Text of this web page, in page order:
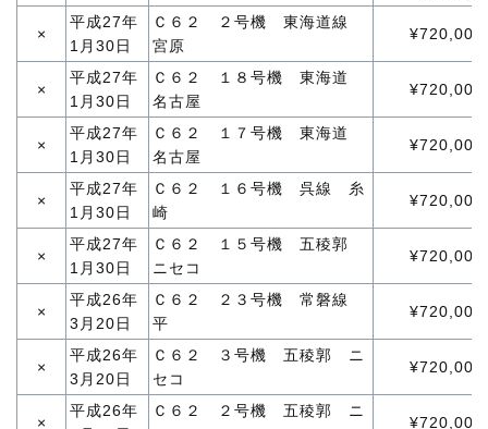
×
平成27年
1月30日
Ｃ６２ ２号機 東海道線
宮原
¥720,000
×
平成27年
1月30日
Ｃ６２ １８号機 東海道
名古屋
¥720,000
×
平成27年
1月30日
Ｃ６２ １７号機 東海道
名古屋
¥720,000
×
平成27年
1月30日
Ｃ６２ １６号機 呉線 糸
崎
¥720,000
×
平成27年
1月30日
Ｃ６２ １５号機 五稜郭
ニセコ
¥720,000
×
平成26年
3月20日
Ｃ６２ ２３号機 常磐線
平
¥720,000
×
平成26年
3月20日
Ｃ６２ ３号機 五稜郭 ニ
セコ
¥720,000
×
平成26年
Ｃ６２ ２号機 五稜郭 ニ
¥720,000